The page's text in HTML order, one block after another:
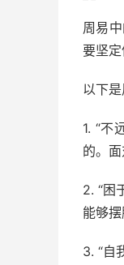
周易
要坚
以下
1. “不
的。
2. “困
能够摆
3. “自